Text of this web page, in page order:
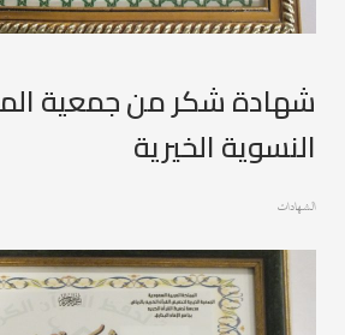
شهادة شكر من جمعية
النسوية الخيرية
الشهادات